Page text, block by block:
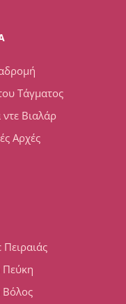
Τάγματος
ντε Βιαλάρ
Αρχές
Πειραιάς
Πεύκη
Βόλος